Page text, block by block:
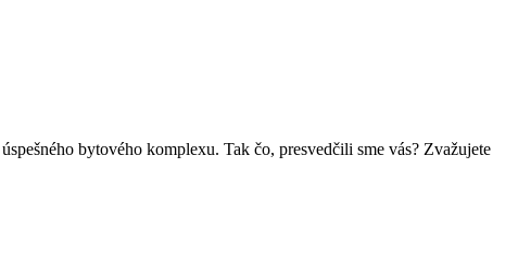
bytového komplexu. Tak čo, presvedčili sme vás? Zvažujete